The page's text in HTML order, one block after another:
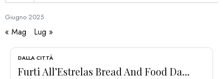
Giugno 2025
« Mag Lug »
DALLA CITTÀ
Furti All’Estrelas Bread And Food Da...